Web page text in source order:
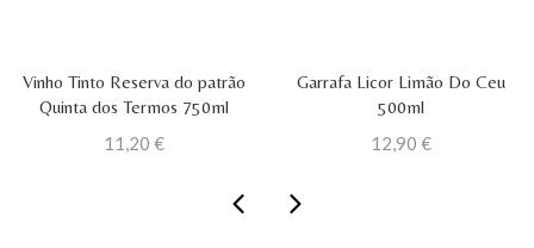
Vinho Tinto Reserva do patrão
Quinta dos Termos 750ml
11,20 €
Garrafa Licor Limão Do Ceu
500ml
12,90 €